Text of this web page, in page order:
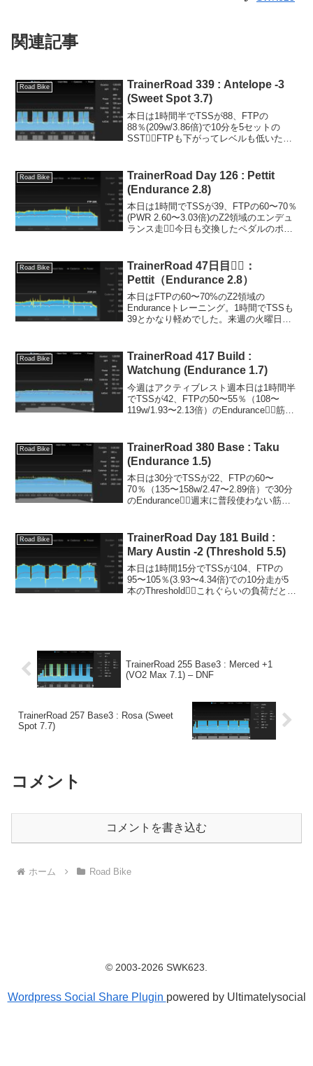
関連記事
Road Bike
TrainerRoad 339 : Antelope -3
(Sweet Spot 3.7)
本日は1時間半でTSSが88、FTPの
88％(209w/3.86倍)で10分を5セットの
SST🚴‍♂️FTPも下がってレベルも低いた
クアウト：説明Antelope...
Road Bike
TrainerRoad Day 126 : Pettit
(Endurance 2.8)
本日は1時間でTSSが39、FTPの60〜70％
(PWR 2.60〜3.03倍)のZ2領域のエンデュ
ランス走🚴‍♂️今日も交換したペダルのポジ
明Pettitは、6...
Road Bike
TrainerRoad 47日目🚴‍♂️：
Pettit（Endurance 2.8）
本日はFTPの60〜70%のZ2領域の
Enduranceトレーニング。1時間でTSSも
39とかなり軽めでした。来週の火曜日が
です。ハンドルの高さをスペーサーを
1cm...
Road Bike
TrainerRoad 417 Build :
Watchung (Endurance 1.7)
今週はアクティブレスト週本日は1時間半
でTSSが42、FTPの50〜55％（108〜
119w/1.93〜2.13倍）のEndurance🚴‍♂️筋ト
いるのを感じ...
Road Bike
TrainerRoad 380 Base : Taku
(Endurance 1.5)
本日は30分でTSSが22、FTPの60〜
70％（135〜158w/2.47〜2.89倍）で30分
のEndurance🚴‍♂️週末に普段使わない筋肉
LITE/BIKE@H...
Road Bike
TrainerRoad Day 181 Build :
Mary Austin -2 (Threshold 5.5)
本日は1時間15分でTSSが104、FTPの
95〜105％(3.93〜4.34倍)での10分走が5
本のThreshold🚴‍♂️これぐらいの負荷だと少
TrainerRoad 255 Base3 : Merced +1
(VO2 Max 7.1) – DNF
TrainerRoad 257 Base3 : Rosa (Sweet
Spot 7.7)
コメント
コメントを書き込む
ホーム Road Bike
© 2003-2026 SWK623.
Wordpress Social Share Plugin powered by Ultimatelysocial